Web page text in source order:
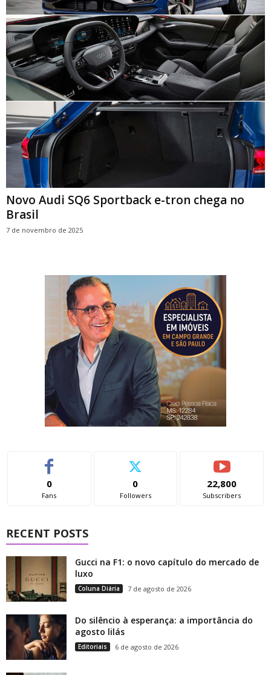
Novo Audi SQ6 Sportback e-tron chega no
Brasil
7 de novembro de 2025
0
Fans
0
Followers
22,800
Subscribers
RECENT POSTS
Gucci na F1: o novo capítulo do mercado de
luxo
Coluna Diária 7 de agosto de 2026
Do silêncio à esperança: a importância do
agosto lilás
Editoriais 6 de agosto de 2026